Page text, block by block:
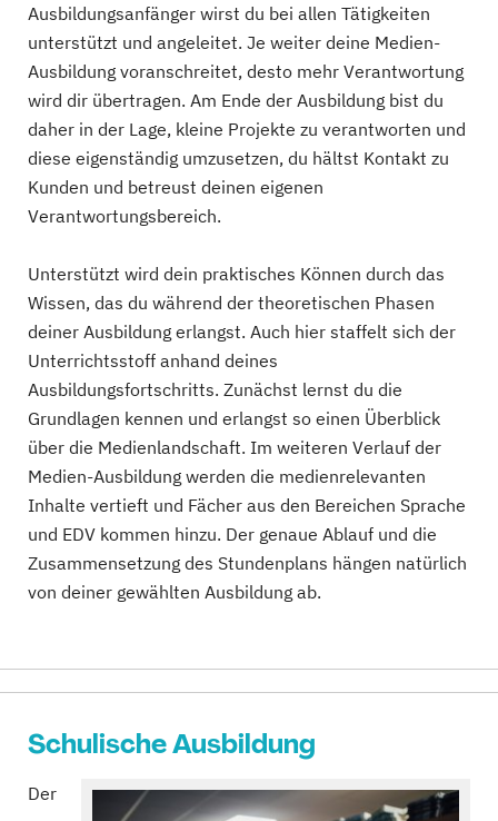
Ausbildungsanfänger wirst du bei allen Tätigkeiten
unterstützt und angeleitet. Je weiter deine Medien-
Ausbildung voranschreitet, desto mehr Verantwortung
wird dir übertragen. Am Ende der Ausbildung bist du
daher in der Lage, kleine Projekte zu verantworten und
diese eigenständig umzusetzen, du hältst Kontakt zu
Kunden und betreust deinen eigenen
Verantwortungsbereich.
Unterstützt wird dein praktisches Können durch das
Wissen, das du während der theoretischen Phasen
deiner Ausbildung erlangst. Auch hier staffelt sich der
Unterrichtsstoff anhand deines
Ausbildungsfortschritts. Zunächst lernst du die
Grundlagen kennen und erlangst so einen Überblick
über die Medienlandschaft. Im weiteren Verlauf der
Medien-Ausbildung werden die medienrelevanten
Inhalte vertieft und Fächer aus den Bereichen Sprache
und EDV kommen hinzu. Der genaue Ablauf und die
Zusammensetzung des Stundenplans hängen natürlich
von deiner gewählten Ausbildung ab.
Schulische Ausbildung
Der